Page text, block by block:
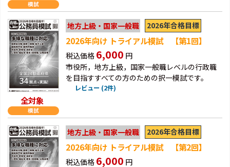
全対象
地方上級・国家一般職 2026年合格目標
2026年向け トライアル模試 【第1回】
税込価格 6,000 円
市役所，地方上級，国家一般職レベルの行政職
を目指すすべての方のための択一模試です。
レビュー (2件)
地方上級・国家一般職 2026年合格目標
2026年向け トライアル模試 【第2回】
税込価格 6,000 円